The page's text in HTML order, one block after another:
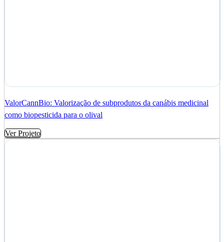
ValorCannBio: Valorização de subprodutos da canábis medicinal
como biopesticida para o olival
Ver Projeto